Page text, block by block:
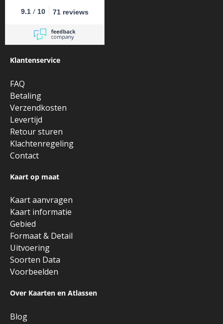
9.1 / 10 71 reviews
Klantenservice
FAQ
Betaling
Verzendkosten
Levertijd
Retour sturen
Klachtenregeling
Contact
Kaart op maat
Kaart aanvragen
Kaart informatie
Gebied
Formaat & Detail
Uitvoering
Soorten Data
Voorbeelden
Over Kaarten en Atlassen
Blog